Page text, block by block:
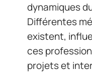
dynamiques
Différentes
existent,
ces
projets et